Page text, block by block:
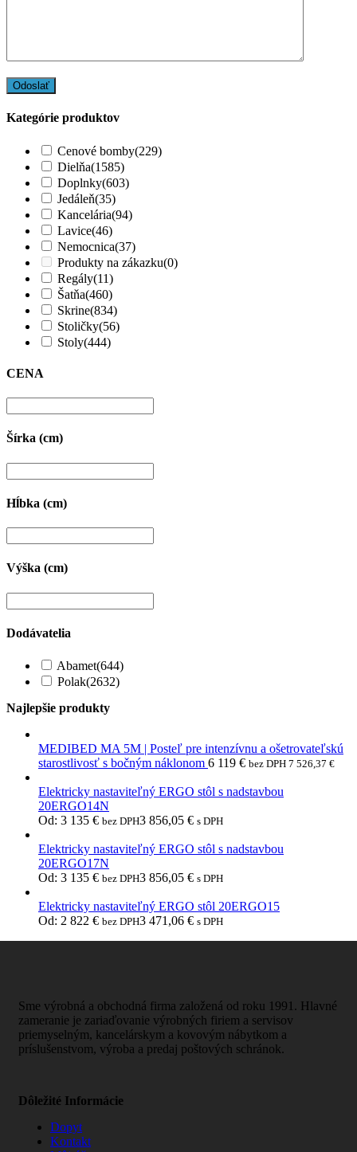
Kategórie produktov
Cenové bomby(229)
Dielňa(1585)
Doplnky(603)
Jedáleň(35)
Kancelária(94)
Lavice(46)
Nemocnica(37)
Produkty na zákazku(0)
Regály(11)
Šatňa(460)
Skrine(834)
Stoličky(56)
Stoly(444)
CENA
Šírka (cm)
Hĺbka (cm)
Výška (cm)
Dodávatelia
Abamet(644)
Polak(2632)
Najlepšie produkty
MEDIBED MA 5M | Posteľ pre intenzívnu a ošetrovateľskú
starostlivosť s bočným náklonom 6 119 € bez DPH 7 526,37 €
Elektricky nastaviteľný ERGO stôl s nadstavbou
20ERGO14N
Od: 3 135 € bez DPH3 856,05 € s DPH
Elektricky nastaviteľný ERGO stôl s nadstavbou
20ERGO17N
Od: 3 135 € bez DPH3 856,05 € s DPH
Elektricky nastaviteľný ERGO stôl 20ERGO15
Od: 2 822 € bez DPH3 471,06 € s DPH
Sme výrobná a obchodná firma založená od roku 1991. Hlavné
zameranie je zariaďovanie výrobných firiem a servisov
priemyselným, kancelárskym a kovovým nábytkom a
príslušenstvom, výroba a predaj poštových schránok.
Dôležité Informácie
Dopyt
Kontakt